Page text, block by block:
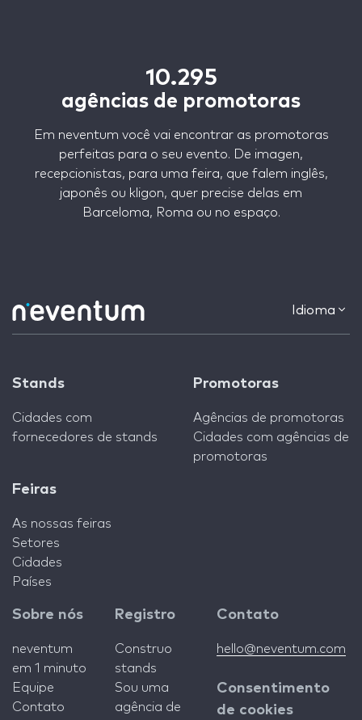
10.295
agências de promotoras
Em neventum você vai encontrar as promotoras
perfeitas para o seu evento. De imagen,
recepcionistas, para uma feira, que falem inglês,
japonês ou kligon, quer precise delas em
Barceloma, Roma ou no espaço.
Idioma
Stands
Cidades com
fornecedores de stands
Promotoras
Agências de promotoras
Cidades com agências de
promotoras
Feiras
As nossas feiras
Setores
Cidades
Países
Sobre nós
neventum
em 1 minuto
Equipe
Contato
Registro
Construo
stands
Sou uma
agência de
Contato
hello@neventum.com
Consentimento
de cookies